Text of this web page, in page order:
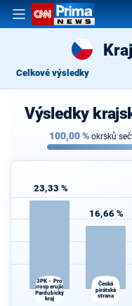
Celkové výsledky
Výsledky
100,00% okrsků
23,33 %
3PK - Pro
prosperující
Pardubický
kraj
16,66 %
Česká
pirátská
strana